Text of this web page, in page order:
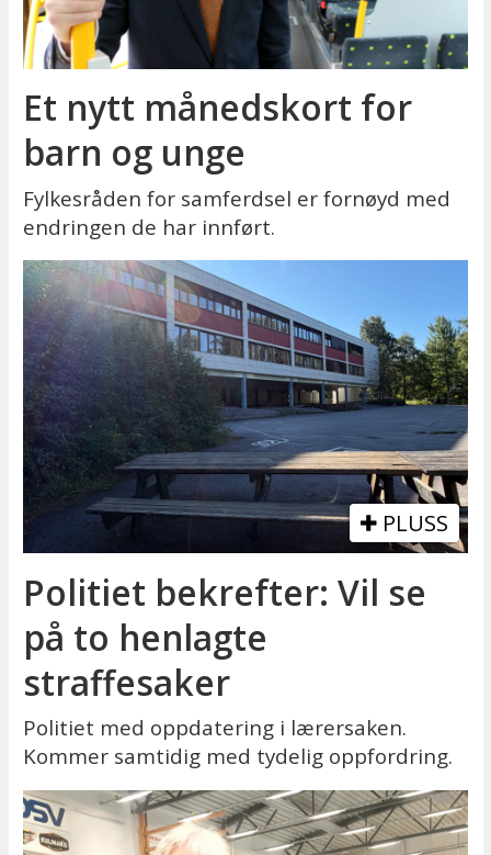
Et nytt månedskort for
barn og unge
Fylkesråden for samferdsel er fornøyd med
endringen de har innført.
PLUSS
Politiet bekrefter: Vil se
på to henlagte
straffesaker
Politiet med oppdatering i lærersaken.
Kommer samtidig med tydelig oppfordring.